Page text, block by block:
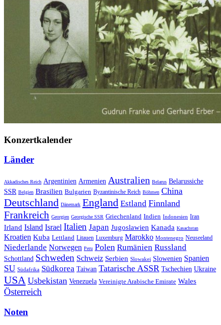
Konzertkalender
Länder
Akkadisches Reich Argentinien Armenien Australien Belarus Belarussiche
SSR Belgien Brasilien Bulgarien Byzantinische Reich Böhmen China
Deutschland Dänemark England Estland Finnland
Frankreich Georgien Georgische SSR Griechenland Indien Indonesien Iran
Irland Island Israel Italien Japan Jugoslawien Kanada Kasachstan
Kroatien Kuba Lettland Litauen Luxemburg Marokko Montenegro Neuseeland
Niederlande Norwegen Peru Polen Rumänien Russland
Schottland Schweden Schweiz Serbien Slowakei Slowenien Spanien
SU Südafrika Südkorea Taiwan Tatarische ASSR Tschechien Ukraine
USA Usbekistan Venezuela Vereinigte Arabische Emirate Wales
Österreich
Noten